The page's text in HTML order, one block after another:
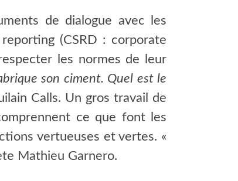
de dialogue avec les
(CSRD : corporate
les normes de leur
son ciment. Quel est le
Calls. Un gros travail de
ce que font les
vertueuses et vertes. «
Mathieu Garnero.